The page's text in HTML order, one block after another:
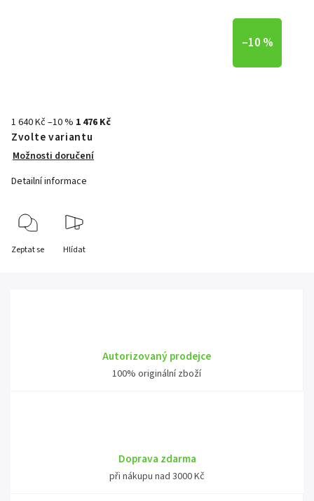
–10 %
1 640 Kč–10 % 1 476 Kč
Zvolte variantu
Možnosti doručení
Detailní informace
Zeptat se Hlídat
Autorizovaný prodejce
100% originální zboží
Doprava zdarma
při nákupu nad 3000 Kč